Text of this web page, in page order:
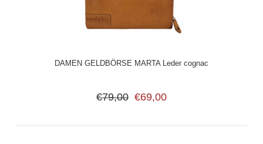
DAMEN GELDBÖRSE MARTA Leder cognac
€79,00 €69,00